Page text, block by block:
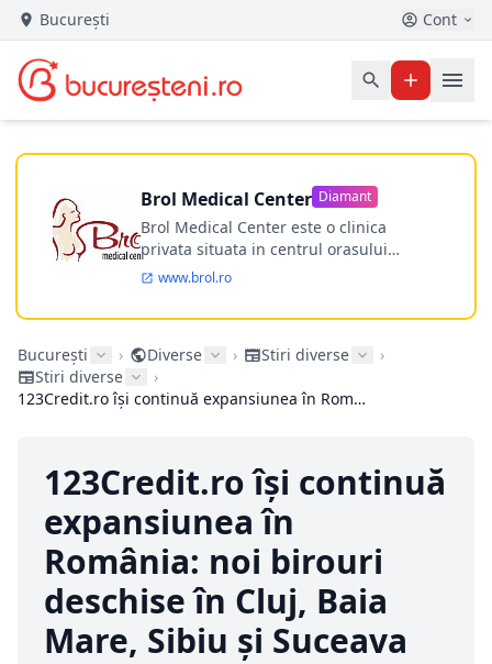
București Cont
Brol Medical Center Diamant
Brol Medical Center este o clinica
privata situata in centrul orasului
Timisoara avand o experienta de
Incepand din anul 2009 clinica isi
ultramodern.
www.brol.ro
București › Diverse › Stiri diverse
›
Stiri diverse
›
123Credit.ro își continuă expansiunea în România: noi birouri deschise în Cluj, Baia Mare, Sibiu și Suceava
123Credit.ro își continuă
expansiunea în
România: noi birouri
deschise în Cluj, Baia
Mare, Sibiu și Suceava